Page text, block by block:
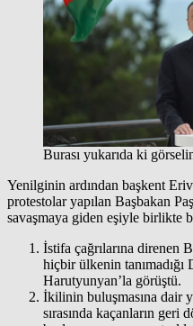
Burası yukarıda ki
Yenilginin ardından başkent
protestolar yapılan Başbakan
savaşmaya giden eşiyle birlikte
İstifa çağrılarına direnen
hiçbir ülkenin
Harutyunyan’la görüştü.
İkilinin buluşmasına dair
sırasında kaçanların geri